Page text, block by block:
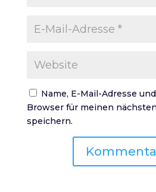
Name, E-Mail-Adresse
Browser für meinen
speichern.